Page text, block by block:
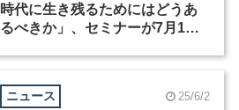
時代に生き残るためにはどうあ
るべきか」、セミナーが7月1日
ニュース 25/6/2